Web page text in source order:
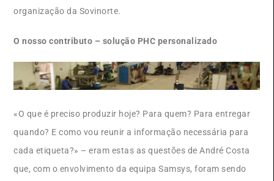
organização da Sovinorte.
O nosso contributo – solução PHC personalizado
«O que é preciso produzir hoje? Para quem? Para entregar
quando? E como vou reunir a informação necessária para
cada etiqueta?» – eram estas as questões de André Costa
que, com o envolvimento da equipa Samsys, foram sendo